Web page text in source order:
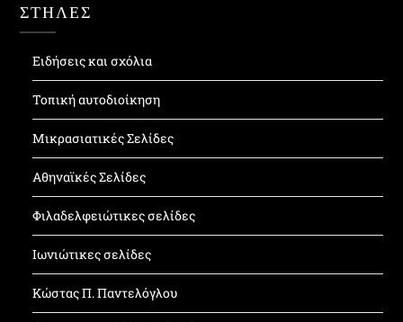
ΣΤΗΛΕΣ
Ειδήσεις και σχόλια
Τοπική αυτοδιοίκηση
Μικρασιατικές Σελίδες
Αθηναϊκές Σελίδες
Φιλαδελφειώτικες σελίδες
Ιωνιώτικες σελίδες
Κώστας Π. Παντελόγλου